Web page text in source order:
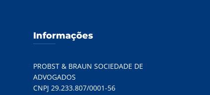
Informações
PROBST & BRAUN SOCIEDADE DE
ADVOGADOS
CNPJ 29.233.807/0001-56